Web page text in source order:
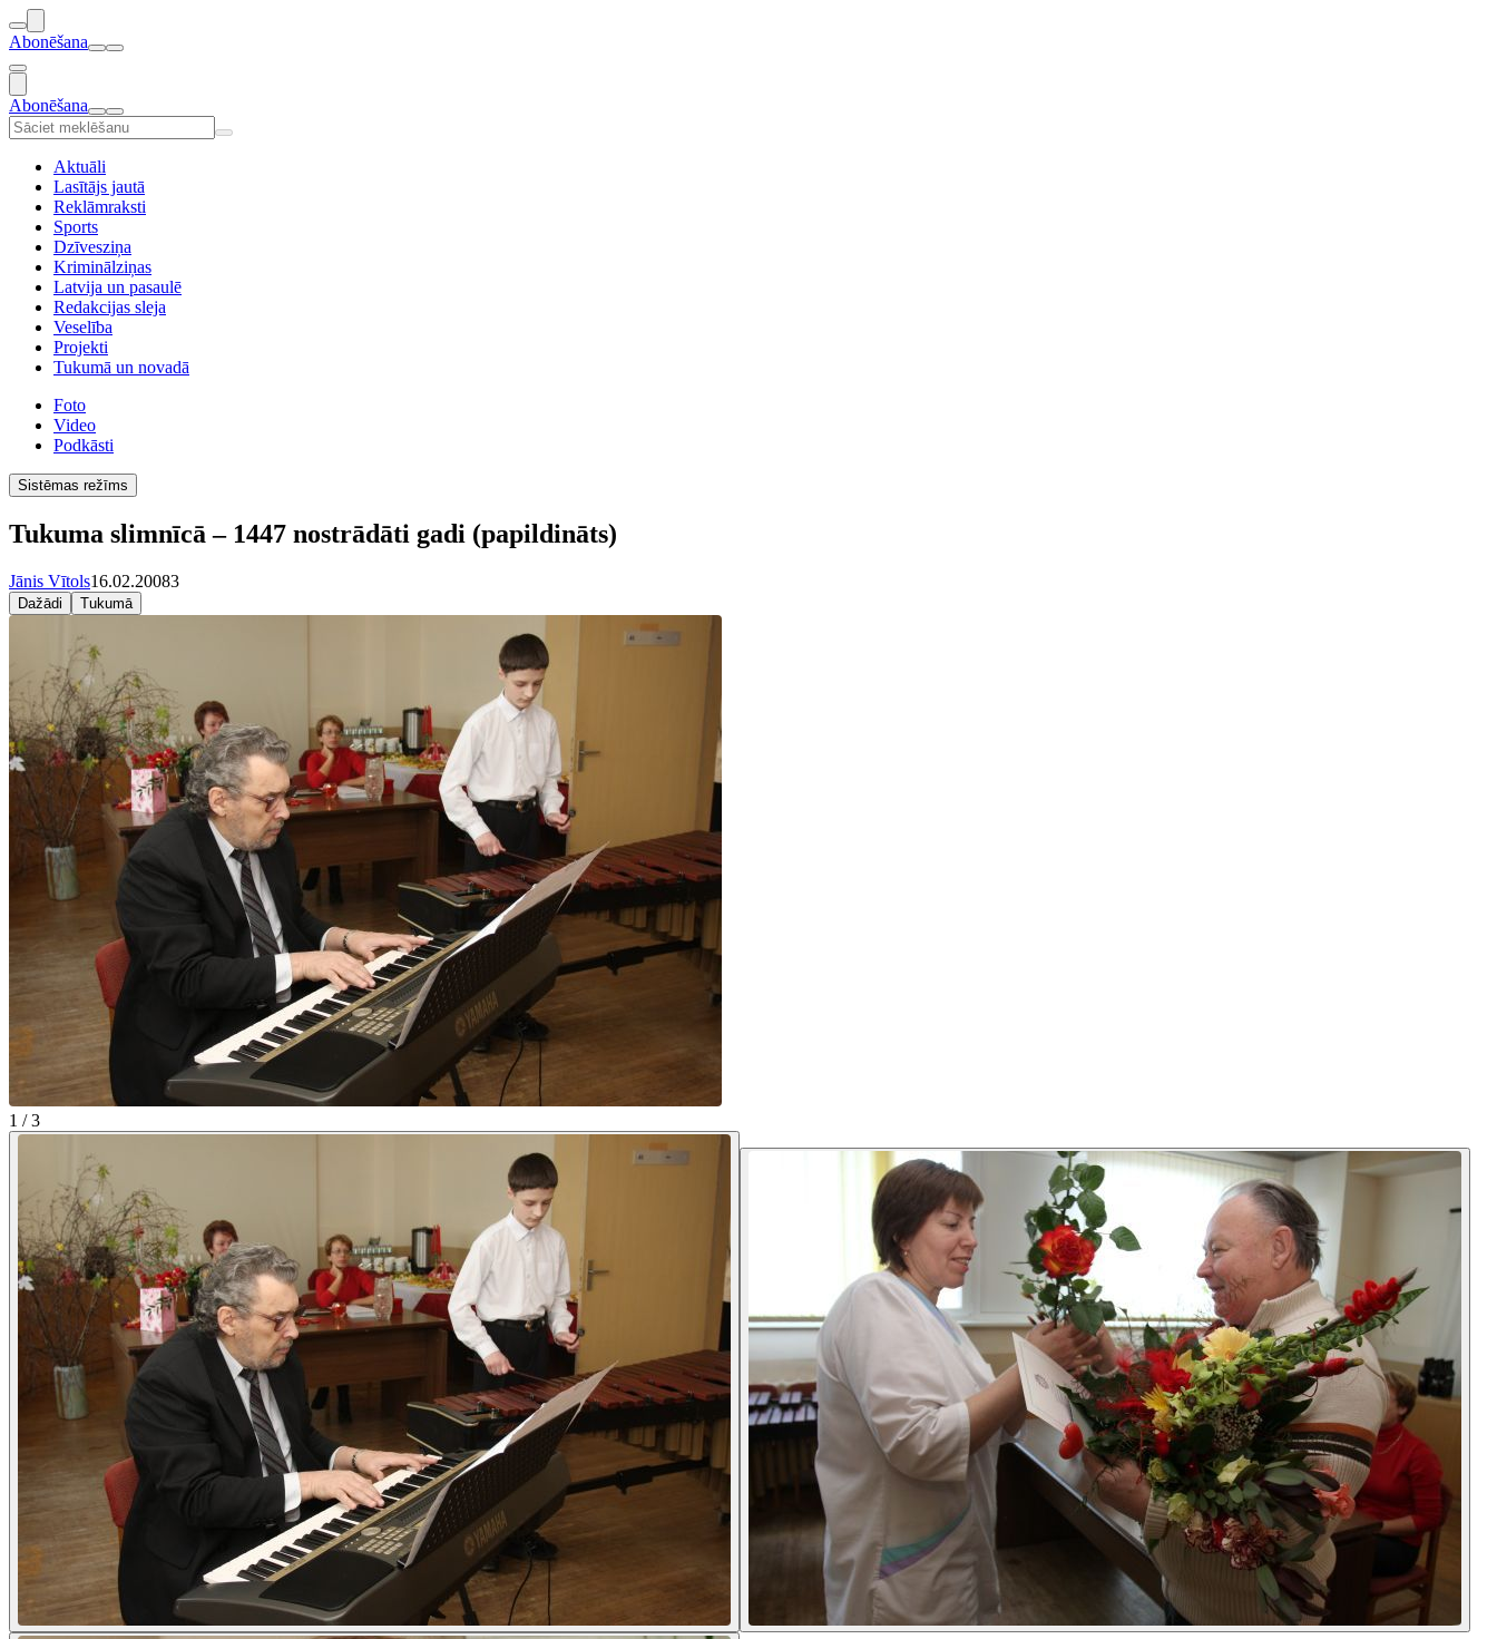
Abonēšana
Abonēšana
Aktuāli
Lasītājs jautā
Reklāmraksti
Sports
Dzīvesziņa
Kriminālziņas
Latvija un pasaulē
Redakcijas sleja
Veselība
Projekti
Tukumā un novadā
Foto
Video
Podkāsti
Sistēmas režīms
Tukuma slimnīcā – 1447 nostrādāti gadi (papildināts)
Jānis Vītols16.02.20083
Dažādi Tukumā
1 / 3